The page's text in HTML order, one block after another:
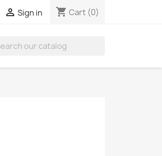
 Sign in shopping_cart Cart (0)